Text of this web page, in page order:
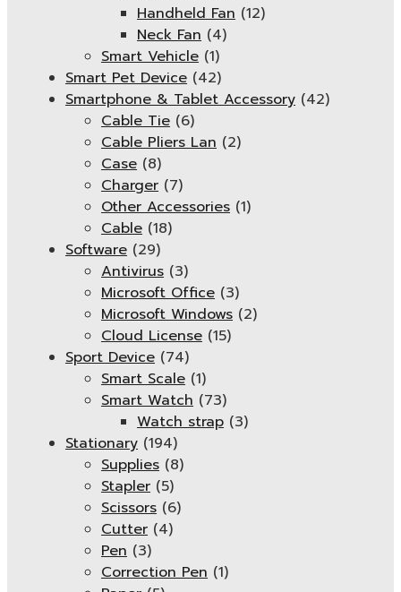
Handheld Fan (12)
Neck Fan (4)
Smart Vehicle (1)
Smart Pet Device (42)
Smartphone & Tablet Accessory (42)
Cable Tie (6)
Cable Pliers Lan (2)
Case (8)
Charger (7)
Other Accessories (1)
Cable (18)
Software (29)
Antivirus (3)
Microsoft Office (3)
Microsoft Windows (2)
Cloud License (15)
Sport Device (74)
Smart Scale (1)
Smart Watch (73)
Watch strap (3)
Stationary (194)
Supplies (8)
Stapler (5)
Scissors (6)
Cutter (4)
Pen (3)
Correction Pen (1)